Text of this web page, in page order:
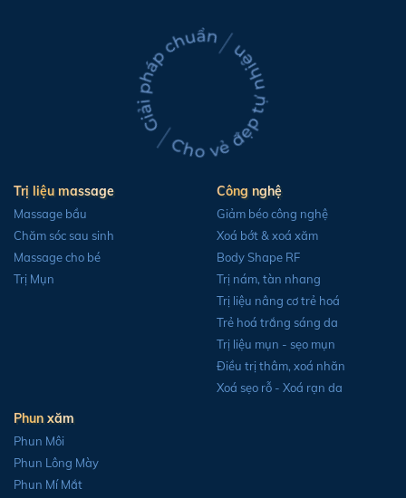
Trị liệu massage
Massage bầu
Chăm sóc sau sinh
Massage cho bé
Trị Mụn
Công nghệ
Giảm béo công nghệ
Xoá bớt & xoá xăm
Body Shape RF
Trị nám, tàn nhang
Trị liệu nâng cơ trẻ hoá
Trẻ hoá trắng sáng da
Trị liệu mụn - sẹo mụn
Điều trị thâm, xoá nhăn
Xoá sẹo rỗ - Xoá rạn da
Phun xăm
Phun Môi
Phun Lông Mày
Phun Mí Mắt